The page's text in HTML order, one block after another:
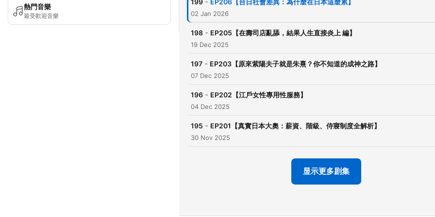
熱門音樂
最受歡迎音樂
・涵蓋多元主題，從日本的
事，到熱門的日本旅遊攻略，
你在學習語言的同時更了解
文化。
・以實用且生活化的日文會
口說日語。
節目流程：
【日文原文聆聽】→【中文翻
199 EP206【台日社會差異：為什麼在日本這麼累】
02 Jan 2026
198 - EP205【在壽司店亂舔，結果人生直接炎上 編】
19 Dec 2025
197 - EP203【原來紫陽夫子就是朱熹？你不知道的成神之路】
07 Dec 2025
196 - EP202【江戶女性專用性服務】
04 Dec 2025
195 - EP201【真實日本大奧：薪資、階級、侍寢制度全解析】
30 Nov 2025
显示更多剧集